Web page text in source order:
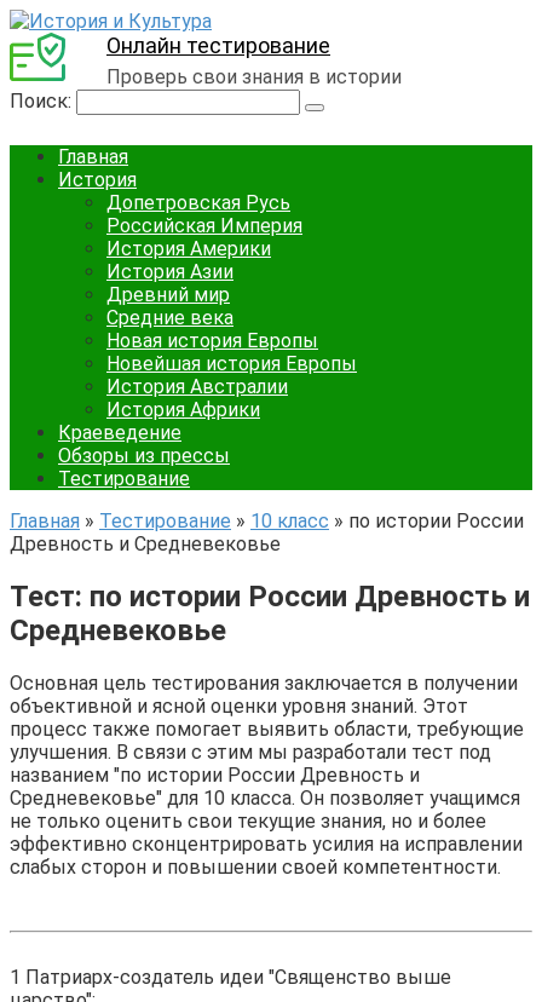
Онлайн тестирование
Проверь свои знания в истории
Поиск:
Главная
История
Допетровская Русь
Российская Империя
История Америки
История Азии
Древний мир
Средние века
Новая история Европы
Новейшая история Европы
История Австралии
История Африки
Краеведение
Обзоры из прессы
Тестирование
Главная » Тестирование » 10 класс » по истории России
Древность и Средневековье
Тест: по истории России Древность и
Средневековье
Основная цель тестирования заключается в получении
объективной и ясной оценки уровня знаний. Этот
процесс также помогает выявить области, требующие
улучшения. В связи с этим мы разработали тест под
названием "по истории России Древность и
Средневековье" для 10 класса. Он позволяет учащимся
не только оценить свои текущие знания, но и более
эффективно сконцентрировать усилия на исправлении
слабых сторон и повышении своей компетентности.
1 Патриарх-создатель идеи "Священство выше